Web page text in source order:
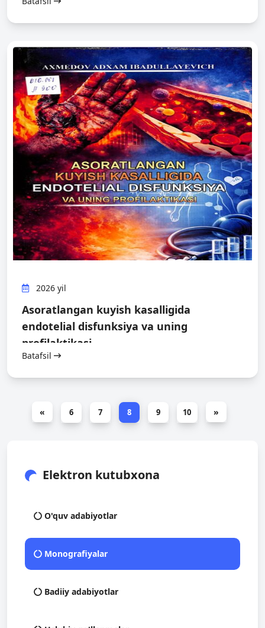
дефектами костной ткани длинных
трубчатых костей
2026 yil
Asoratlangan kuyish kasalligida
endotelial disfunksiya va uning
profilaktikasi
Batafsil
« 6 7 8 9 10 »
Elektron kutubxona
O'quv adabiyotlar
Monografiyalar
Badiiy adabiyotlar